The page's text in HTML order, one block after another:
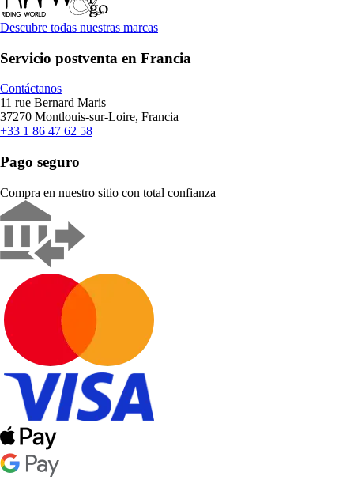
Descubre todas nuestras marcas
Servicio postventa en Francia
Contáctanos
11 rue Bernard Maris
37270 Montlouis-sur-Loire, Francia
+33 1 86 47 62 58
Pago seguro
Compra en nuestro sitio con total confianza